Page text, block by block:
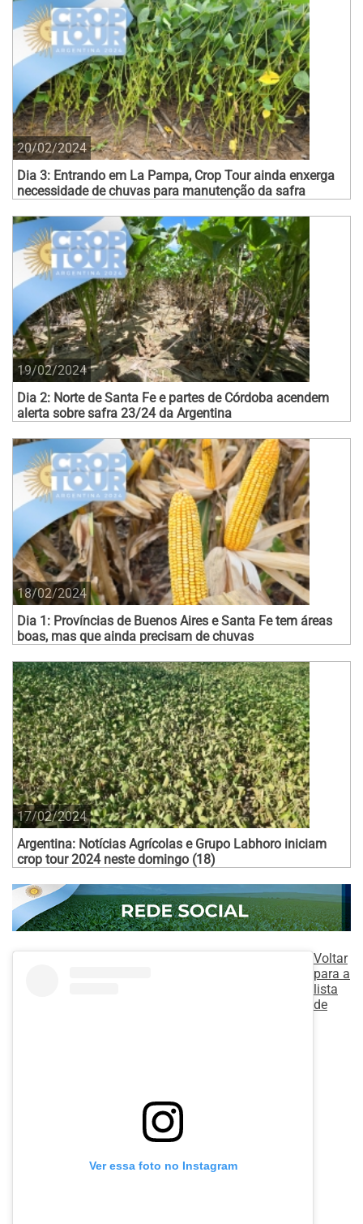
20/02/2024
Dia 3: Entrando em La Pampa, Crop Tour ainda enxerga
necessidade de chuvas para manutenção da safra
19/02/2024
Dia 2: Norte de Santa Fe e partes de Córdoba acendem
alerta sobre safra 23/24 da Argentina
18/02/2024
Dia 1: Províncias de Buenos Aires e Santa Fe tem áreas
boas, mas que ainda precisam de chuvas
17/02/2024
Argentina: Notícias Agrícolas e Grupo Labhoro iniciam
crop tour 2024 neste domingo (18)
Ver essa foto no Instagram
Voltar
para a
lista
de